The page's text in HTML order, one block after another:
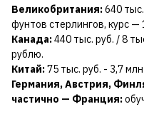
Великобритания:640
фунтов стерлингов, курс —
Канада:440 тыс. руб. / 8
рублю.
Китай:75 тыс. руб. - 3,7
Германия, Австрия,
частично — Франция: